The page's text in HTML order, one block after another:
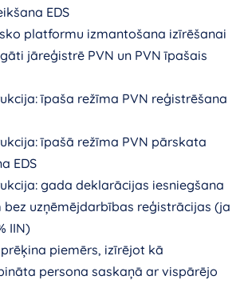
EDS
platformu izmantošana izīrēšanai
jāreģistrē PVN un PVN īpašais
īpaša režīma PVN reģistrēšana
īpašā režīma PVN pārskata
EDS
gada deklarācijas iesniegšana
bez uzņēmējdarbības reģistrācijas (ja
IIN)
piemērs, izīrējot kā
persona saskaņā ar vispārējo